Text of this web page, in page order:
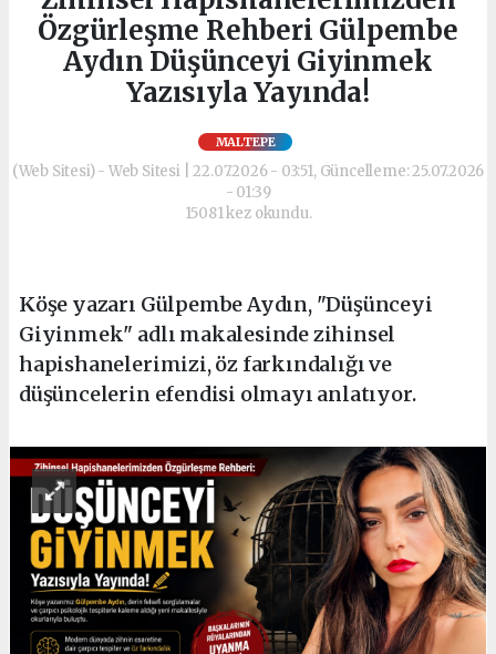
Özgürleşme Rehberi Gülpembe
Aydın Düşünceyi Giyinmek
Yazısıyla Yayında!
MALTEPE
(Web Sitesi) - Web Sitesi | 22.07.2026 - 03:51, Güncelleme: 25.07.2026
- 01:39
15081 kez okundu.
Köşe yazarı Gülpembe Aydın, "Düşünceyi
Giyinmek" adlı makalesinde zihinsel
hapishanelerimizi, öz farkındalığı ve
düşüncelerin efendisi olmayı anlatıyor.